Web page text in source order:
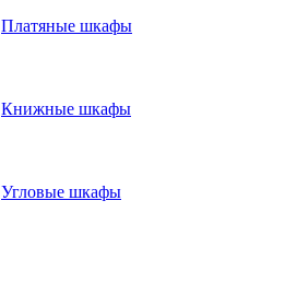
Платяные шкафы
Книжные шкафы
Угловые шкафы